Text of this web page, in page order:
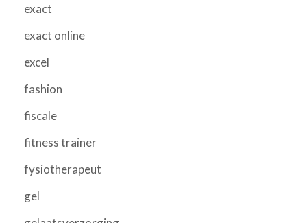
exact
exact online
excel
fashion
fiscale
fitness trainer
fysiotherapeut
gel